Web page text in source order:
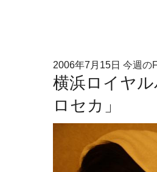
2006年7月15日 今週の
横浜ロイヤ
ロセカ」